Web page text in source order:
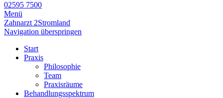
02595 7500
Menü
Zahnarzt 2Stromland
Navigation überspringen
Start
Praxis
Philosophie
Team
Praxisräume
Behandlungsspektrum